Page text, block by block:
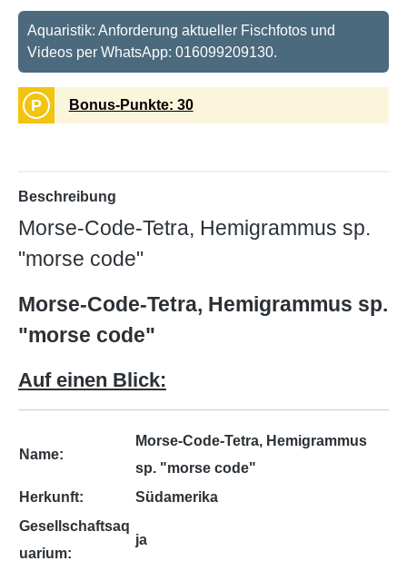
Aquaristik: Anforderung aktueller Fischfotos und
Videos per WhatsApp: 016099209130.
P Bonus-Punkte: 30
Beschreibung
Morse-Code-Tetra, Hemigrammus sp.
"morse code"
Morse-Code-Tetra, Hemigrammus sp.
"morse code"
Auf einen Blick:
Name:
Morse-Code-Tetra, Hemigrammus
sp. "morse code"
Herkunft:
Südamerika
Gesellschaftsaq
uarium:
ja